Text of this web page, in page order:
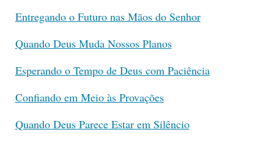
Entregando o Futuro nas Mãos do Senhor
Quando Deus Muda Nossos Planos
Esperando o Tempo de Deus com Paciência
Confiando em Meio às Provações
Quando Deus Parece Estar em Silêncio